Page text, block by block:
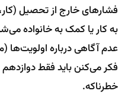
فشارهای خارج از تحصیل
به کار یا کمک به
عدم آگاهی درباره اولویت‌ها
فکر می‌کنن باید فقط
خطرناکه.